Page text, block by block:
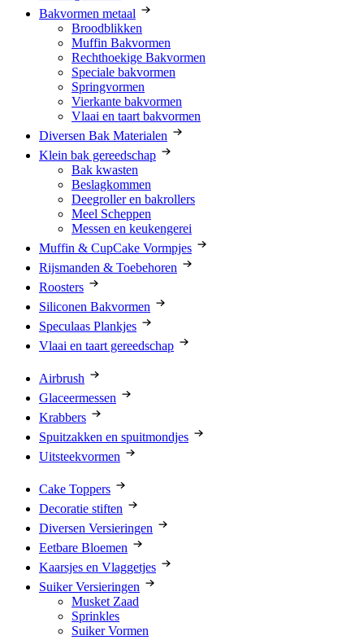
Bakvormen metaal
Broodblikken
Muffin Bakvormen
Rechthoekige Bakvormen
Speciale bakvormen
Springvormen
Vierkante bakvormen
Vlaai en taart bakvormen
Diversen Bak Materialen
Klein bak gereedschap
Bak kwasten
Beslagkommen
Deegroller en bakrollers
Meel Scheppen
Messen en keukengerei
Muffin & CupCake Vormpjes
Rijsmanden & Toebehoren
Roosters
Siliconen Bakvormen
Speculaas Plankjes
Vlaai en taart gereedschap
Airbrush
Glaceermessen
Krabbers
Spuitzakken en spuitmondjes
Uitsteekvormen
Cake Toppers
Decoratie stiften
Diversen Versieringen
Eetbare Bloemen
Kaarsjes en Vlaggetjes
Suiker Versieringen
Musket Zaad
Sprinkles
Suiker Vormen